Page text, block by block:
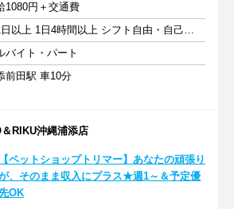
1080円＋交通費
週1日以上 1日4時間以上 シフト自由・自己申告
バイト・パート
前田駅 車10分
RIKU沖縄浦添店
【ペットショップトリマー】あなたの頑張り
、そのまま収入にプラス★週1～＆予定優
OK